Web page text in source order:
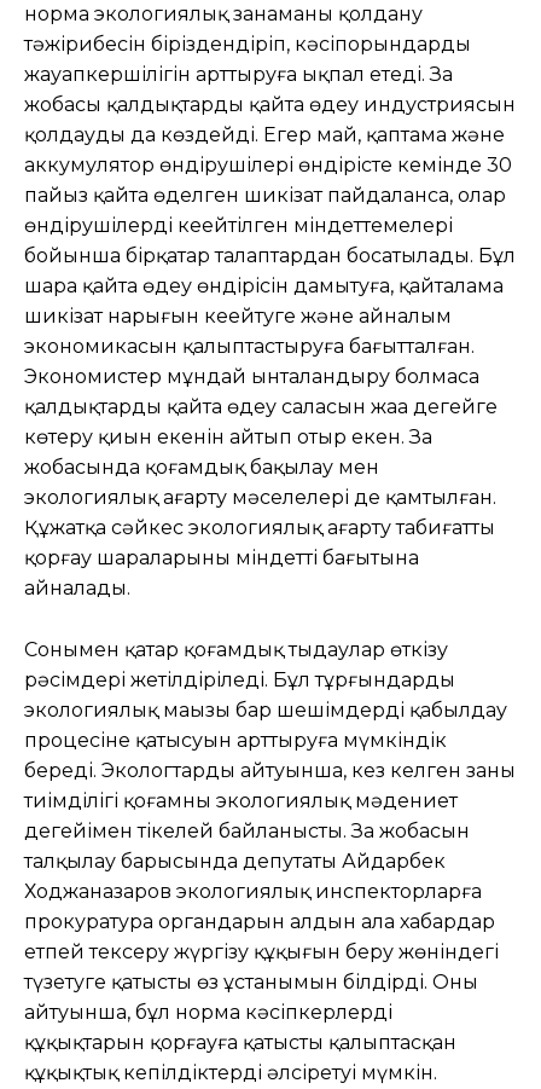
норма экологиялық заңнаманы қолдану
тəжірибесін біріздендіріп, кəсіпорындардың
жауапкершілігін арттыруға ықпал етеді. Заң
жобасы қалдықтарды қайта өңдеу индустриясын
қолдауды да көздейді. Егер май, қаптама жəне
аккумулятор өндірушілері өндірісте кемінде 30
пайыз қайта өңделген шикізат пайдаланса, олар
өндірушілердің кеңейтілген міндеттемелері
бойынша бірқатар талаптардан босатылады. Бұл
шара қайта өңдеу өндірісін дамытуға, қайталама
шикізат нарығын кеңейтуге жəне айналым
экономикасын қалыптастыруға бағытталған.
Экономистер мұндай ынталандыру болмаса
қалдықтарды қайта өңдеу саласын жаңа деңгейге
көтеру қиын екенін айтып отыр екен. Заң
жобасында қоғамдық бақылау мен
экологиялық ағарту мəселелері де қамтылған.
Құжатқа сəйкес экологиялық ағарту табиғатты
қорғау шараларының міндетті бағытына
айналады.
Сонымен қатар қоғамдық тыңдаулар өткізу
рəсімдері жетілдіріледі. Бұл тұрғындардың
экологиялық маңызы бар шешімдерді қабылдау
процесіне қатысуын арттыруға мүмкіндік
береді. Экологтардың айтуынша, кез келген заңның
тиімділігі қоғамның экологиялық мəдениет
деңгейімен тікелей байланысты. Заң жобасын
талқылау барысында депутаты Айдарбек
Ходжаназаров экологиялық инспекторларға
прокуратура органдарын алдын ала хабардар
етпей тексеру жүргізу құқығын беру жөніндегі
түзетуге қатысты өз ұстанымын білдірді. Оның
айтуынша, бұл норма кəсіпкерлердің
құқықтарын қорғауға қатысты қалыптасқан
құқықтық кепілдіктерді əлсіретуі мүмкін.